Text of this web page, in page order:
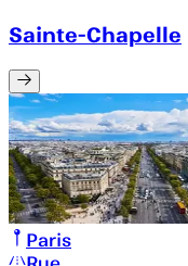
Sainte-Chapelle
Paris